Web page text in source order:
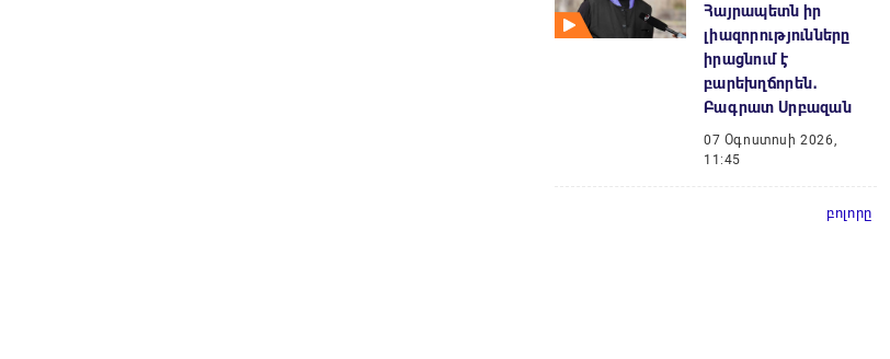
Հայրապետն իր
լիազորությունները
իրացնում է
բարեխղճորեն․
Բագրատ Սրբազան
07 Օգոստոսի 2026,
11:45
բոլորը